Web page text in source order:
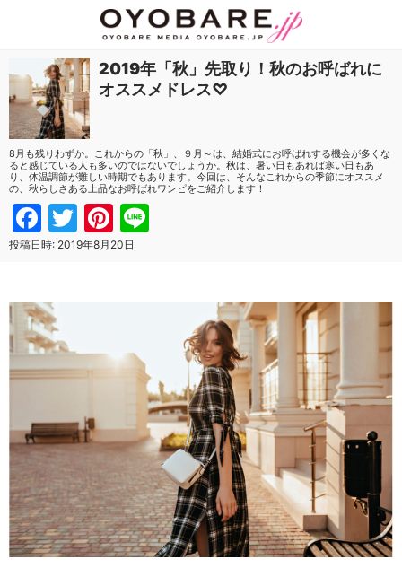
2019年「秋」先取り！秋のお呼ばれに
オススメドレス♡
8月も残りわずか。これからの「秋」、９月～は、結婚式にお呼ばれする機会が多くな
ると感じている人も多いのではないでしょうか。秋は、暑い日もあれば寒い日もあ
り、体温調節が難しい時期でもあります。今回は、そんなこれからの季節にオススメ
の、秋らしさある上品なお呼ばれワンピをご紹介します！
Facebook
TwitterPinterest
投稿日時: 2019年8月20日